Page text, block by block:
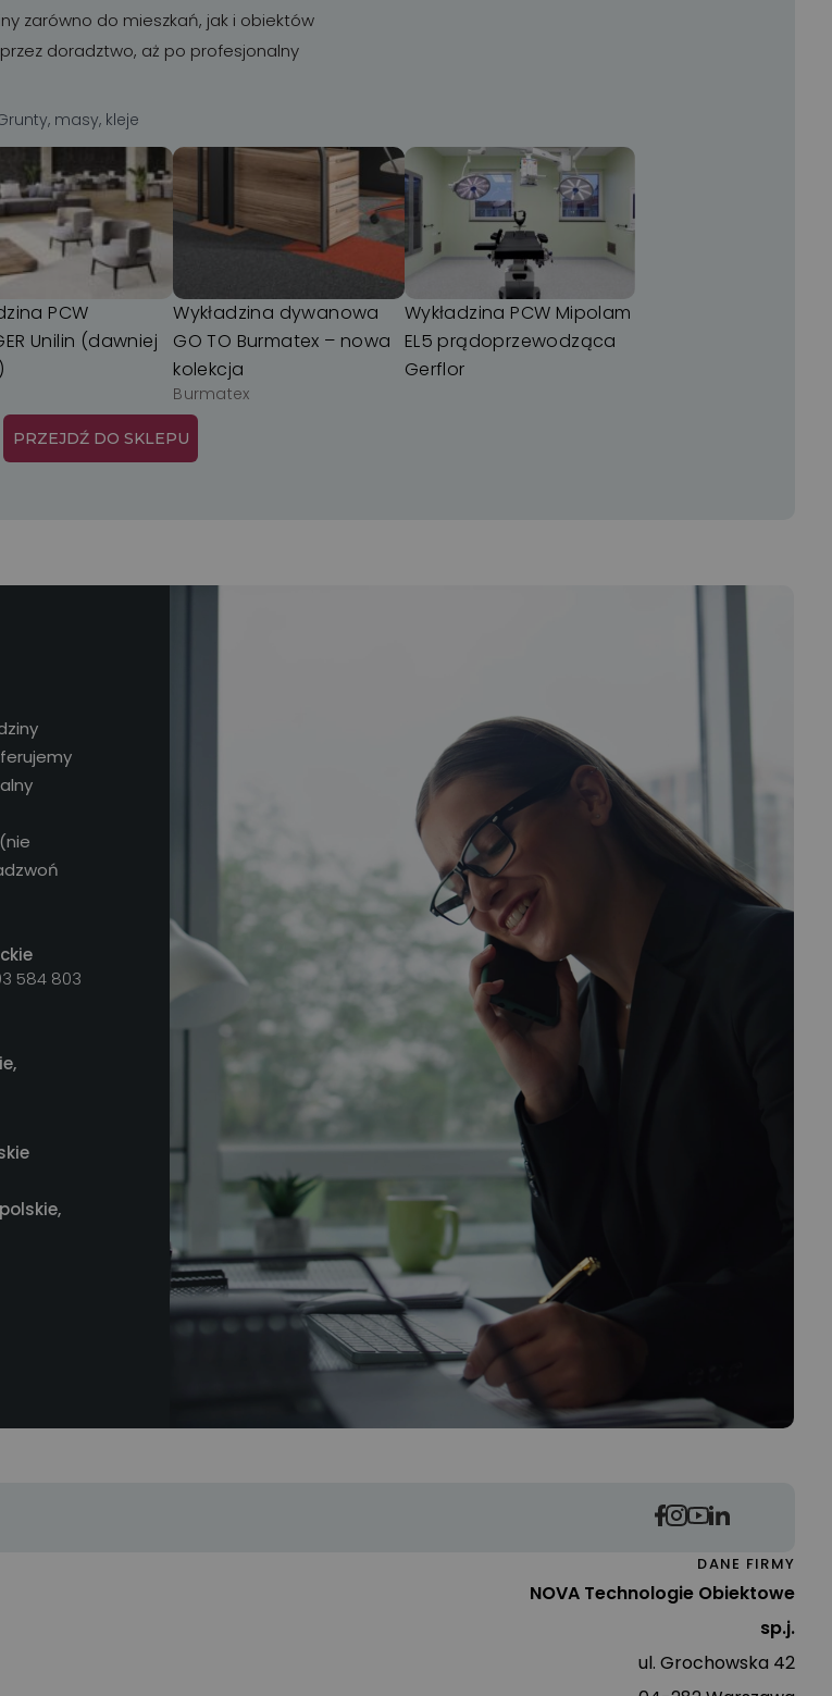
zarówno do mieszkań, jak i obiektów
doradztwo, aż po profesjonalny
masy, kleje
PCW
Unilin (dawniej
Wykładzina dywanowa
GO TO Burmatex – nowa
kolekcja
Burmatex
Wykładzina PCW Mipolam
EL5 prądoprzewodząca
Gerflor
PRZEJDŹ DO SKLEPU
(nie
584 803
DANE FIRMY
NOVA Technologie Obiektowe
sp.j.
ul. Grochowska 42